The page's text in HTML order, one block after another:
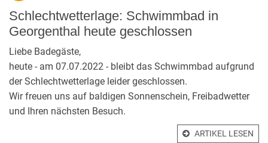
Schlechtwetterlage: Schwimmbad in
Georgenthal heute geschlossen
Liebe Badegäste,
heute - am 07.07.2022 - bleibt das Schwimmbad aufgrund
der Schlechtwetterlage leider geschlossen.
Wir freuen uns auf baldigen Sonnenschein, Freibadwetter
und Ihren nächsten Besuch.
ARTIKEL LESEN